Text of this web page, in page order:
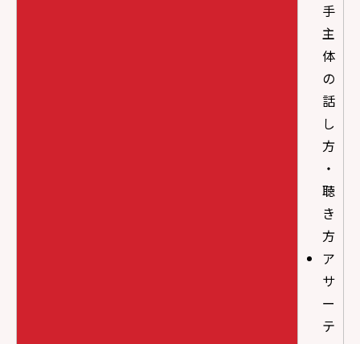
手
主
体
の
話
し
方
・
聴
き
方
ア
サ
ー
テ